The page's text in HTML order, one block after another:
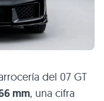
del 07 GT
mm, una cifra